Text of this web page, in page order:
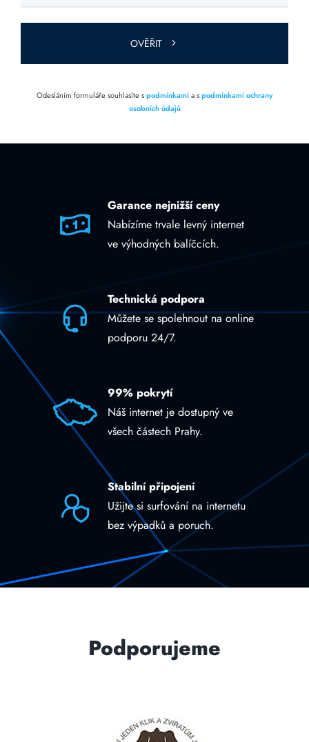
toto pole
prázdné.
OVĚŘIT
Odesláním formuláře souhlasíte spodmínkamia spodmínkami ochrany
osobních údajů
Garance nejnižší ceny
Nabízíme trvale levný internet
ve výhodných balíčcích.
Technická podpora
Můžete se spolehnout na online
podporu 24/7.
99% pokrytí
Náš internet je dostupný ve
všech částech Prahy.
Stabilní připojení
Užijte si surfování na internetu
bez výpadků a poruch.
Podporujeme